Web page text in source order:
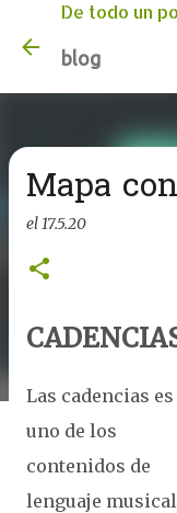
Ir
De todo un
blog
Mapa
el17.5.20
Las cadencias es
uno de los
contenidos de
lenguaje